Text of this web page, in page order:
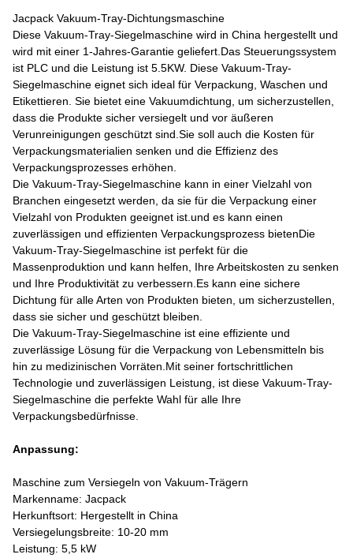
Jacpack Vakuum-Tray-Dichtungsmaschine
Diese Vakuum-Tray-Siegelmaschine wird in China hergestellt und
wird mit einer 1-Jahres-Garantie geliefert.Das Steuerungssystem
ist PLC und die Leistung ist 5.5KW. Diese Vakuum-Tray-
Siegelmaschine eignet sich ideal für Verpackung, Waschen und
Etikettieren. Sie bietet eine Vakuumdichtung, um sicherzustellen,
dass die Produkte sicher versiegelt und vor äußeren
Verunreinigungen geschützt sind.Sie soll auch die Kosten für
Verpackungsmaterialien senken und die Effizienz des
Verpackungsprozesses erhöhen.
Die Vakuum-Tray-Siegelmaschine kann in einer Vielzahl von
Branchen eingesetzt werden, da sie für die Verpackung einer
Vielzahl von Produkten geeignet ist.und es kann einen
zuverlässigen und effizienten Verpackungsprozess bietenDie
Vakuum-Tray-Siegelmaschine ist perfekt für die
Massenproduktion und kann helfen, Ihre Arbeitskosten zu senken
und Ihre Produktivität zu verbessern.Es kann eine sichere
Dichtung für alle Arten von Produkten bieten, um sicherzustellen,
dass sie sicher und geschützt bleiben.
Die Vakuum-Tray-Siegelmaschine ist eine effiziente und
zuverlässige Lösung für die Verpackung von Lebensmitteln bis
hin zu medizinischen Vorräten.Mit seiner fortschrittlichen
Technologie und zuverlässigen Leistung, ist diese Vakuum-Tray-
Siegelmaschine die perfekte Wahl für alle Ihre
Verpackungsbedürfnisse.
Anpassung:
Maschine zum Versiegeln von Vakuum-Trägern
Markenname: Jacpack
Herkunftsort: Hergestellt in China
Versiegelungsbreite: 10-20 mm
Leistung: 5,5 kW